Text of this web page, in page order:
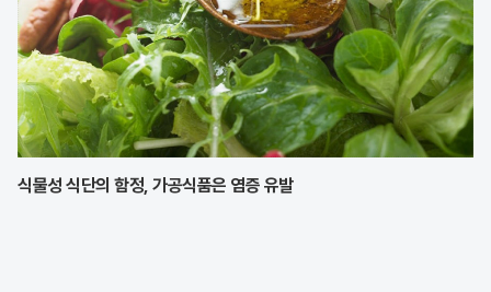
식물성 식단의 함정, 가공식품은 염증 유발